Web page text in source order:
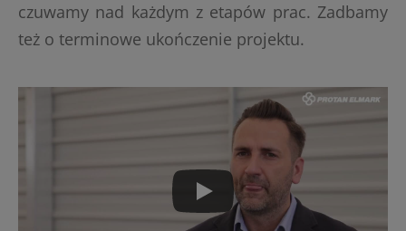
czuwamy nad każdym z etapów prac. Zadbamy
też o terminowe ukończenie projektu.